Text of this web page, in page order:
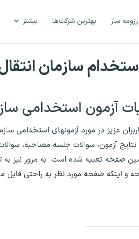
رزومه ساز بهترین شرکت‌ها بیشتر
سازمان
آزمون استخدامی
عزیز در مورد آزمونهای استخدامی
آزمون، سوالات جلسه مصاحبه،
صفحه تعبیه شده است. به مرور نیز
و اینکه صفحه مورد نظر به راحتی قابل